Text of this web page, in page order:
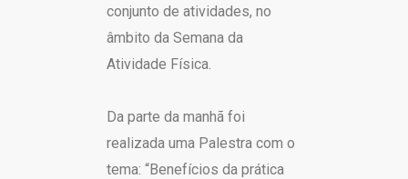
conjunto de atividades, no
âmbito da Semana da
Atividade Física.
Da parte da manhã foi
realizada uma Palestra com o
tema: “Benefícios da prática